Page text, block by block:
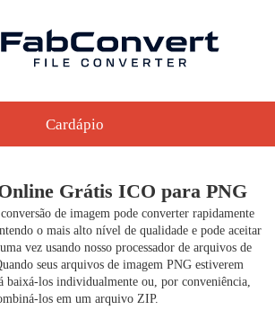
Cardápio
Grátis ICO para PNG
de imagem pode converter rapidamente
o mais alto nível de qualidade e pode aceitar
vez usando nosso processador de arquivos de
seus arquivos de imagem PNG estiverem
baixá-los individualmente ou, por conveniência,
los em um arquivo ZIP.